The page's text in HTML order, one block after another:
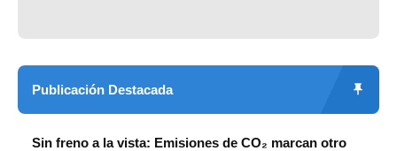
Publicación Destacada
Sin freno a la vista: Emisiones de CO₂ marcan otro